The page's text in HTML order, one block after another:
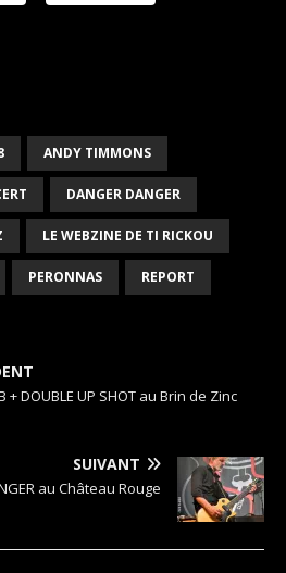
ANDY TIMMONS
DANGER DANGER
LE WEBZINE DE TI RICKOU
PERONNAS REPORT
+ DOUBLE UP SHOT au Brin de Zinc
SUIVANT
au Château Rouge